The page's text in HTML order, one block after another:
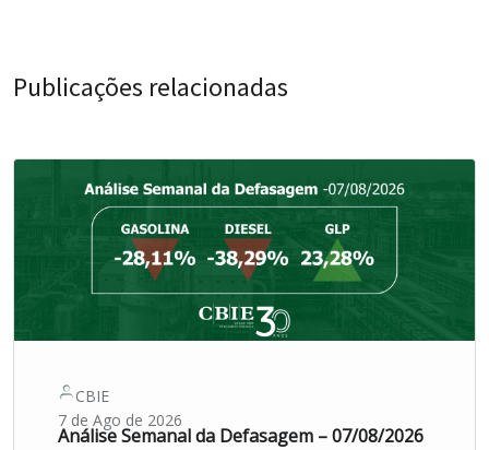
Publicações relacionadas
CBIE
7 de Ago de 2026
Análise Semanal da Defasagem – 07/08/2026